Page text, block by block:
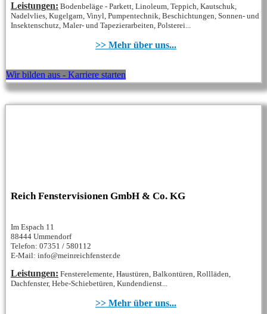
Leistungen: Bodenbeläge - Parkett, Linoleum, Teppich, Kautschuk,
Nadelvlies, Kugelgarn, Vinyl, Pumpentechnik, Beschichtungen, Sonnen- und
Insektenschutz, Maler- und Tapezierarbeiten, Polsterei...
>> Mehr über uns...
Wir bilden aus - Karriere starten
Reich Fenstervisionen GmbH & Co. KG
Im Espach 11
88444 Ummendorf
Telefon: 07351 / 580112
E-Mail: info@meinreichfenster.de
Leistungen: Fensterelemente, Haustüren, Balkontüren, Rollläden,
Dachfenster, Hebe-Schiebetüren, Kundendienst...
>> Mehr über uns...